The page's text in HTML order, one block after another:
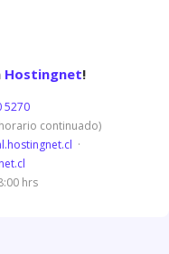
Hostingnet!
5270
continuado)
·
hrs